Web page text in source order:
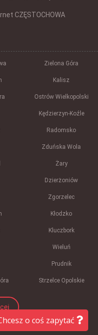
CZĘSTOCHOWA
Zielona Góra
Kalisz
Ostrów Wielkopolski
Kędzierzyn-Koźle
Radomsko
Zduńska Wola
Żary
Dzierżoniów
Zgorzelec
Kłodzko
Kluczbork
Wieluń
Prudnik
Strzelce Opolskie
o coś zapytać